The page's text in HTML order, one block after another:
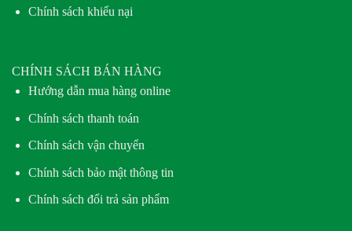
Chính sách khiếu nại
CHÍNH SÁCH BÁN HÀNG
Hướng dẫn mua hàng online
Chính sách thanh toán
Chính sách vận chuyển
Chính sách bảo mật thông tin
Chính sách đổi trả sản phẩm